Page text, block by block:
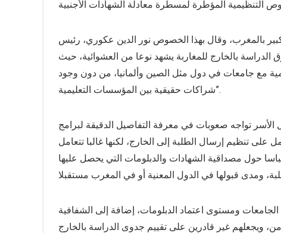
بالمغرب، وقال بهذا الخصوص نور الدين عكوري، رئيس
الدراسة بالخارج للمغاربة يشهد نوعا من العشوائية، حيث
مع جامعات في دول مثل الصين وألمانيا، من دون وجود
شراكات حقيقية بين المؤسسات التعليمية”.
تواجه صعوبات في معرفة التفاصيل الدقيقة لبرامج
تنظيم إرسال الطلبة إلى الخارج، لكنها غالبا تتعامل
حول مصداقية الشهادات والدبلومات التي يحصل عليها
ومستوى اعتماد الدبلومات، إضافة إلى الشفافية
ويجعلهم غير قادرين على تقييم جدوى الدراسة بالخارج